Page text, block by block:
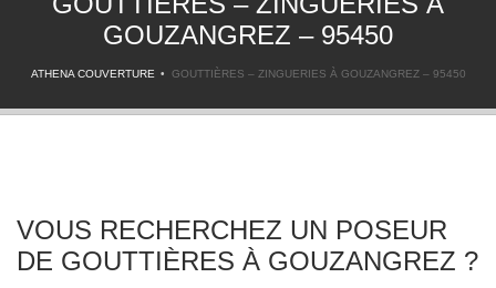
GOUZANGREZ – 95450
ATHENA COUVERTURE GOUTTIÈRES – ZINGUERIES À GOUZANGREZ – 95450
VOUS RECHERCHEZ UN POSEUR
DE GOUTTIÈRES À GOUZANGREZ ?